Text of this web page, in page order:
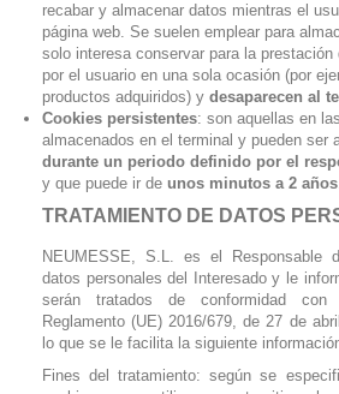
recabar y almacenar datos mientras el
página web. Se suelen emplear para
solo interesa conservar para la
por el usuario en una sola ocasión (por
productos adquiridos) y desaparecen al
Cookies persistentes: son aquellas en
almacenados en el terminal y pueden ser
durante un periodo definido por el
y que puede ir de unos minutos a 2 años
TRATAMIENTO DE DATOS
NEUMESSE, S.L. es el Responsable
datos personales del Interesado y le
serán tratados de conformidad
Reglamento (UE) 2016/679, de 27 de
lo que se le facilita la siguiente
Fines del tratamiento: según se